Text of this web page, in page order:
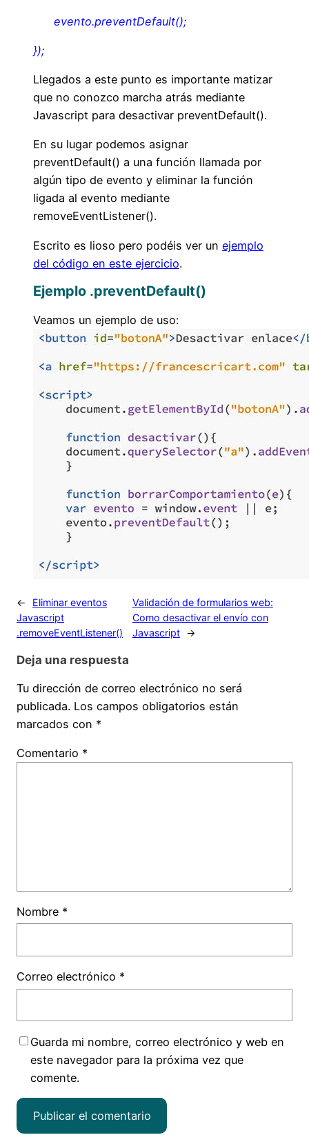
evento.preventDefault();
});
Llegados a este punto es importante matizar
que no conozco marcha atrás mediante
Javascript para desactivar preventDefault().
En su lugar podemos asignar
preventDefault() a una función llamada por
algún tipo de evento y eliminar la función
ligada al evento mediante
removeEventListener().
Escrito es lioso pero podéis ver un ejemplo
del código en este ejercicio.
Ejemplo .preventDefault()
Veamos un ejemplo de uso:
←
Eliminar eventos
Javascript
.removeEventListener()
Validación de formularios web:
Como desactivar el envío con
Javascript
→
Deja una respuesta
Tu dirección de correo electrónico no será
publicada. Los campos obligatorios están
marcados con *
Comentario *
Nombre *
Correo electrónico *
Guarda mi nombre, correo electrónico y web en
este navegador para la próxima vez que
comente.